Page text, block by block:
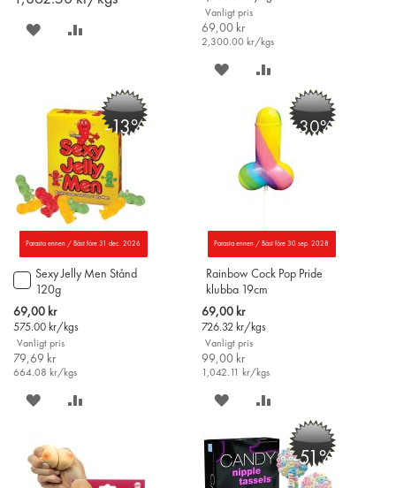
SPARA
ÖNSKELISTAN
JÄMFÖR
Vanligt pris
69,00 kr
2,300.00 kr/kgs
SPARA
ÖNSKELISTAN
JÄMFÖR
-13%
Parasta ennen / Bäst före 31 dec. 2026
Sexy Jelly Men Stånd
120g
Special
Price
69,00 kr
575.00 kr/kgs
Vanligt pris
79,69 kr
664.08 kr/kgs
Lägg
till
i
varukorgen
SPARA
ÖNSKELISTAN
JÄMFÖR
-30%
Parasta ennen / Bäst före 30 sep. 2028
Rainbow Cock Pop Pride
klubba 19cm
Special
Price
69,00 kr
726.32 kr/kgs
Vanligt pris
99,00 kr
1,042.11 kr/kgs
SPARA
ÖNSKELISTAN
JÄMFÖR
-51%